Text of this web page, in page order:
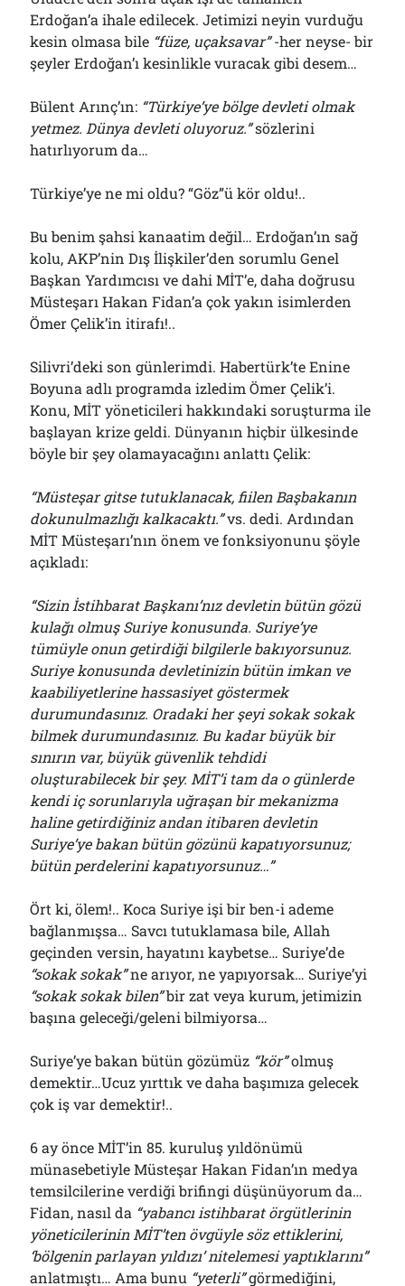
Erdoğan’a ihale edilecek. Jetimizi neyin vurduğu
kesin olmasa bile “füze, uçaksavar”-her neyse- bir
şeyler Erdoğan’ı kesinlikle vuracak gibi desem…
Bülent Arınç’ın: “Türkiye’ye bölge devleti olmak
yetmez. Dünya devleti oluyoruz.”sözlerini
hatırlıyorum da…
Türkiye’ye ne mi oldu? “Göz”ü kör oldu!..
Bu benim şahsi kanaatim değil… Erdoğan’ın sağ
kolu, AKP’nin Dış İlişkiler’den sorumlu Genel
Başkan Yardımcısı ve dahi MİT’e, daha doğrusu
Müsteşarı Hakan Fidan’a çok yakın isimlerden
Ömer Çelik’in itirafı!..
Silivri’deki son günlerimdi. Habertürk’te Enine
Boyuna adlı programda izledim Ömer Çelik’i.
Konu, MİT yöneticileri hakkındaki soruşturma ile
başlayan krize geldi. Dünyanın hiçbir ülkesinde
böyle bir şey olamayacağını anlattı Çelik:
“Müsteşar gitse tutuklanacak, fiilen Başbakanın
dokunulmazlığı kalkacaktı.”vs. dedi. Ardından
MİT Müsteşarı’nın önem ve fonksiyonunu şöyle
açıkladı:
“Sizin İstihbarat Başkanı’nız devletin bütün gözü
kulağı olmuş Suriye konusunda. Suriye’ye
tümüyle onun getirdiği bilgilerle bakıyorsunuz.
Suriye konusunda devletinizin bütün imkan ve
kaabiliyetlerine hassasiyet göstermek
durumundasınız. Oradaki her şeyi sokak sokak
bilmek durumundasınız. Bu kadar büyük bir
sınırın var, büyük güvenlik tehdidi
oluşturabilecek bir şey. MİT’i tam da o günlerde
kendi iç sorunlarıyla uğraşan bir mekanizma
haline getirdiğiniz andan itibaren devletin
Suriye’ye bakan bütün gözünü kapatıyorsunuz;
bütün perdelerini kapatıyorsunuz…”
Ört ki, ölem!.. Koca Suriye işi bir ben-i ademe
bağlanmışsa… Savcı tutuklamasa bile, Allah
geçinden versin, hayatını kaybetse… Suriye’de
“sokak sokak”ne arıyor, ne yapıyorsak… Suriye’yi
“sokak sokak bilen”bir zat veya kurum, jetimizin
başına geleceği/geleni bilmiyorsa…
Suriye’ye bakan bütün gözümüz “kör”olmuş
demektir…Ucuz yırttık ve daha başımıza gelecek
çok iş var demektir!..
6 ay önce MİT’in 85. kuruluş yıldönümü
münasebetiyle Müsteşar Hakan Fidan’ın medya
temsilcilerine verdiği brifingi düşünüyorum da…
Fidan, nasıl da “yabancı istihbarat örgütlerinin
yöneticilerinin MİT’ten övgüyle söz ettiklerini,
‘bölgenin parlayan yıldızı’ nitelemesi yaptıklarını”
anlatmıştı… Ama bunu “yeterli”görmediğini,